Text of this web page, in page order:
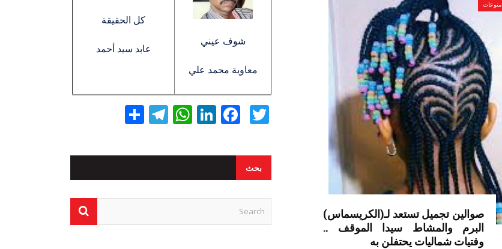
منوعات
صوالين تجميل تستعد لـ(الكريسماس)
البرم والمشاط سيدا الموقف ..
وفتيات شماليات يحتفلن به
شوف عيني
معاوية محمد علي
كل الحقيقة
عابد سيد أحمد
Twitter
Facebook
LinkedIn
WhatsApp
Telegram
بحث